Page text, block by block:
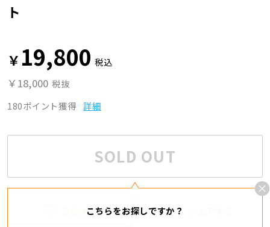
ト
￥ 19,800 税込
￥18,000 税抜
180ポイント獲得 詳細
SOLD OUT
こちらをお探しですか？
追加する